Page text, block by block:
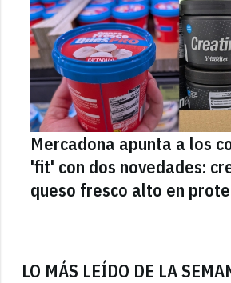
LO MÁS LEÍDO DE LA
Mercadona apunta a los
'fit' con dos novedades:
queso fresco alto en